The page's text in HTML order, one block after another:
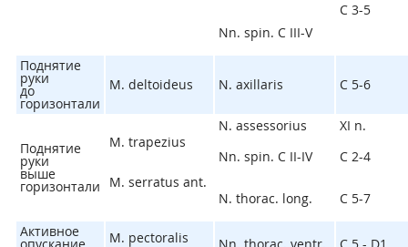
Nn. spin. C III-V
C 3-5
Поднятие
руки
до
горизонтали
M. deltoideus N. axillaris C 5-6
Поднятие
руки
выше
горизонтали
M. trapezius
M. serratus ant.
N. assessorius
Nn. spin. C II-IV
N. thorac. long.
XI n.
C 2-4
C 5-7
Активное
M. pectoralis